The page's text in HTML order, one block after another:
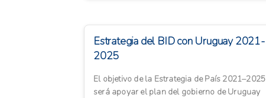
Estrategia del BID con Uruguay 2021-
2025
El objetivo de la Estrategia de País 2021–2025
será apoyar el plan del gobierno de Uruguay